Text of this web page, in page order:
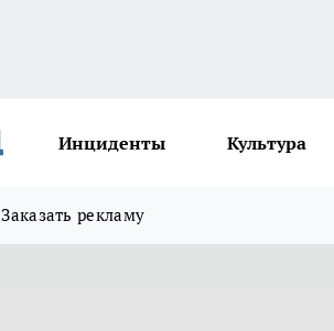
Инциденты Культура
Заказать рекламу